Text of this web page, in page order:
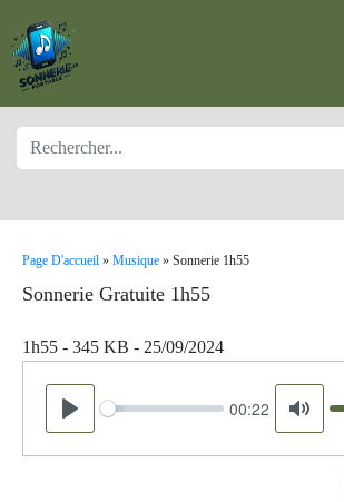
Page D'accueil » Musique » Sonnerie 1h55
Sonnerie Gratuite 1h55
1h55 - 345 KB - 25/09/2024
Play
Seek 00:22
Mute